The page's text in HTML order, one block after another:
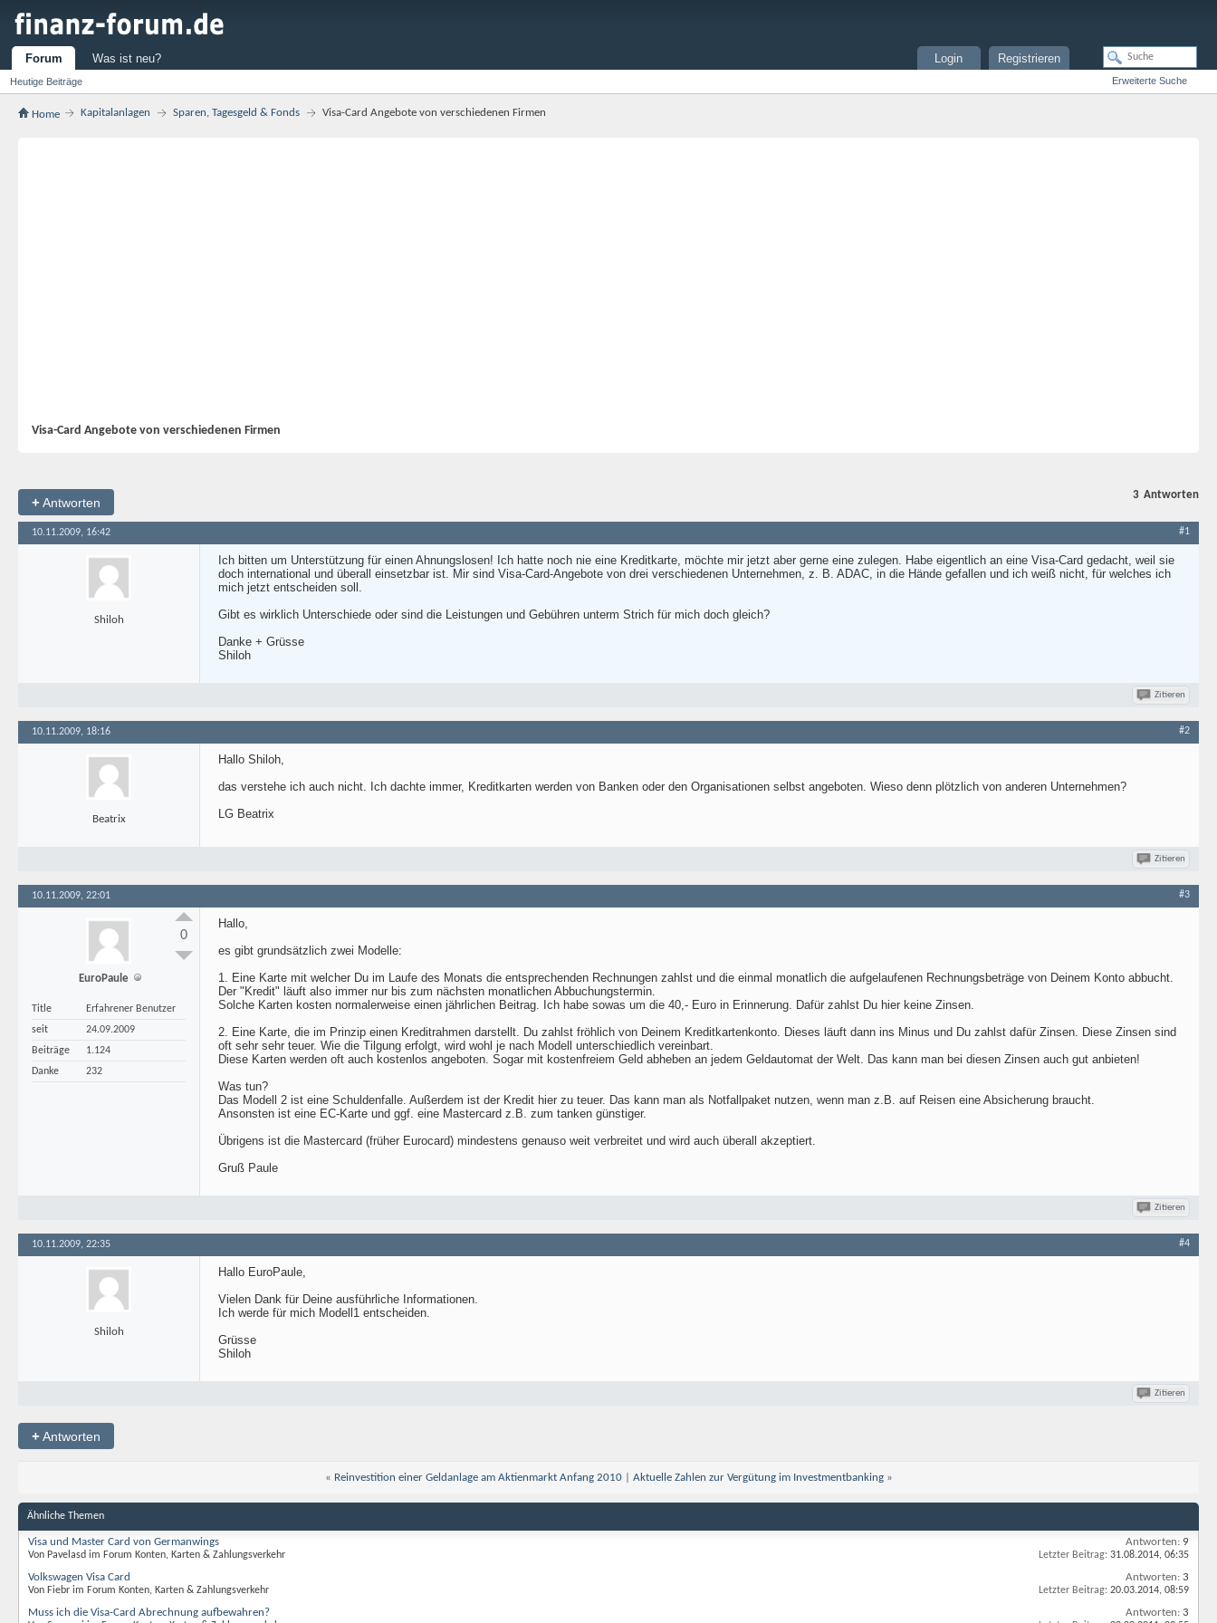
Forum
Heutige Beiträge
Was ist neu? Registrieren
Login
Erweiterte Suche
Home Kapitalanlagen Sparen, Tagesgeld & Fonds Visa-Card Angebote von verschiedenen Firmen
Visa-Card Angebote von verschiedenen Firmen
+Antworten
3 Antworten
10.11.2009, 16:42 #1
Shiloh
Ich bitten um Unterstützung für einen Ahnungslosen! Ich hatte noch nie eine Kreditkarte, möchte mir jetzt aber gerne eine zulegen. Habe eigentlich an eine Visa-Card gedacht, weil sie
doch international und überall einsetzbar ist. Mir sind Visa-Card-Angebote von drei verschiedenen Unternehmen, z. B. ADAC, in die Hände gefallen und ich weiß nicht, für welches ich
mich jetzt entscheiden soll.
Gibt es wirklich Unterschiede oder sind die Leistungen und Gebühren unterm Strich für mich doch gleich?
Danke + Grüsse
Shiloh
Zitieren
10.11.2009, 18:16 #2
Beatrix
Hallo Shiloh,
das verstehe ich auch nicht. Ich dachte immer, Kreditkarten werden von Banken oder den Organisationen selbst angeboten. Wieso denn plötzlich von anderen Unternehmen?
LG Beatrix
Zitieren
10.11.2009, 22:01 #3
EuroPaule
Title
Erfahrener Benutzer
seit
24.09.2009
Beiträge
1.124
Danke
232
0
Hallo,
es gibt grundsätzlich zwei Modelle:
1. Eine Karte mit welcher Du im Laufe des Monats die entsprechenden Rechnungen zahlst und die einmal monatlich die aufgelaufenen Rechnungsbeträge von Deinem Konto abbucht.
Der "Kredit" läuft also immer nur bis zum nächsten monatlichen Abbuchungstermin.
Solche Karten kosten normalerweise einen jährlichen Beitrag. Ich habe sowas um die 40,- Euro in Erinnerung. Dafür zahlst Du hier keine Zinsen.
2. Eine Karte, die im Prinzip einen Kreditrahmen darstellt. Du zahlst fröhlich von Deinem Kreditkartenkonto. Dieses läuft dann ins Minus und Du zahlst dafür Zinsen. Diese Zinsen sind
oft sehr sehr teuer. Wie die Tilgung erfolgt, wird wohl je nach Modell unterschiedlich vereinbart.
Diese Karten werden oft auch kostenlos angeboten. Sogar mit kostenfreiem Geld abheben an jedem Geldautomat der Welt. Das kann man bei diesen Zinsen auch gut anbieten!
Was tun?
Das Modell 2 ist eine Schuldenfalle. Außerdem ist der Kredit hier zu teuer. Das kann man als Notfallpaket nutzen, wenn man z.B. auf Reisen eine Absicherung braucht.
Ansonsten ist eine EC-Karte und ggf. eine Mastercard z.B. zum tanken günstiger.
Übrigens ist die Mastercard (früher Eurocard) mindestens genauso weit verbreitet und wird auch überall akzeptiert.
Gruß Paule
Zitieren
10.11.2009, 22:35 #4
Shiloh
Hallo EuroPaule,
Vielen Dank für Deine ausführliche Informationen.
Ich werde für mich Modell1 entscheiden.
Grüsse
Shiloh
Zitieren
+Antworten
« Reinvestition einer Geldanlage am Aktienmarkt Anfang 2010| Aktuelle Zahlen zur Vergütung im Investmentbanking »
Ähnliche Themen
Visa und Master Card von Germanwings
Von Pavelasd im Forum Konten, Karten & Zahlungsverkehr
Antworten: 9
Letzter Beitrag: 31.08.2014, 06:35
Volkswagen Visa Card
Von Fiebr im Forum Konten, Karten & Zahlungsverkehr
Antworten: 3
Letzter Beitrag: 20.03.2014, 08:59
Muss ich die Visa-Card Abrechnung aufbewahren? Antworten: 3